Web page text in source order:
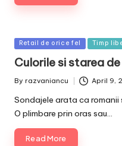
Posted
Retail de orice fel Timp
Culorile si starea
Posted
By razvaniancu April 9,
Sondajele arata ca romanii
O plimbare prin oras sau…
Read More